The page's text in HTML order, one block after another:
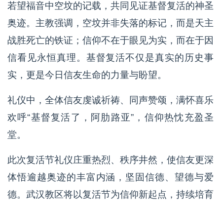
若望福音中空坟的记载，共同见证基督复活的神圣
奥迹。主教强调，空坟并非失落的标记，而是天主
战胜死亡的铁证；信仰不在于眼见为实，而在于因
信看见永恒真理。基督复活不仅是真实的历史事
实，更是今日信友生命的力量与盼望。
礼仪中，全体信友虔诚祈祷、同声赞颂，满怀喜乐
欢呼“基督复活了，阿肋路亚”，信仰热忱充盈圣
堂。
此次复活节礼仪庄重热烈、秩序井然，使信友更深
体悟逾越奥迹的丰富内涵，坚固信德、望德与爱
德。武汉教区将以复活节为信仰新起点，持续培育